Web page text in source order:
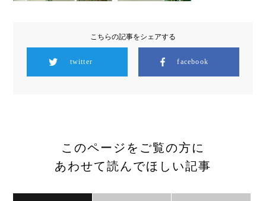
こちらの記事をシェアする
twitter facebook
このページをご覧の方に
あわせて読んでほしい記事